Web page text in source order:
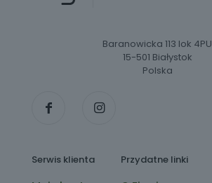
Baranowicka 113 lok 4PU
15-501 Białystok
Polska
Serwis klienta Przydatne linki